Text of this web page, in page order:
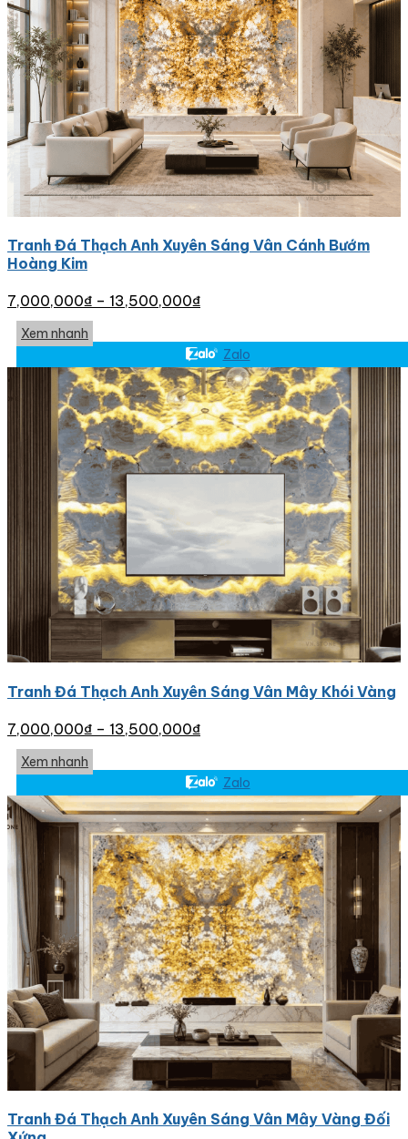
Tranh Đá Thạch Anh Xuyên Sáng Vân Cánh Bướm
Hoàng Kim
7,000,000₫ – 13,500,000₫
Xem nhanh
Zalo
Tranh Đá Thạch Anh Xuyên Sáng Vân Mây Khói Vàng
7,000,000₫ – 13,500,000₫
Xem nhanh
Zalo
Tranh Đá Thạch Anh Xuyên Sáng Vân Mây Vàng Đối